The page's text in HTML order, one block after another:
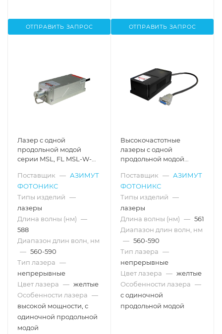
ОТПРАВИТЬ ЗАПРОС ОТПРАВИТЬ ЗАПРОС
Лазер с одной
продольной модой
серии MSL, FL MSL-W-
Поставщик — АЗИМУТ
ФОТОНИКС
Типы изделий —
лазеры
Длина волны (нм) —
588
Диапазон длин волн, нм
— 560-590
Тип лазера —
непрерывные
Цвет лазера — желтые
Особенности лазера —
высокой мощности, с
одиночной продольной
модой
Высокочастотные
лазеры с одной
продольной модой
MSL-FN-561-AOM
Поставщик — АЗИМУТ
ФОТОНИКС
Типы изделий —
лазеры
Длина волны (нм) — 561
Диапазон длин волн, нм
— 560-590
Тип лазера —
непрерывные
Цвет лазера — желтые
Особенности лазера —
с одиночной
продольной модой